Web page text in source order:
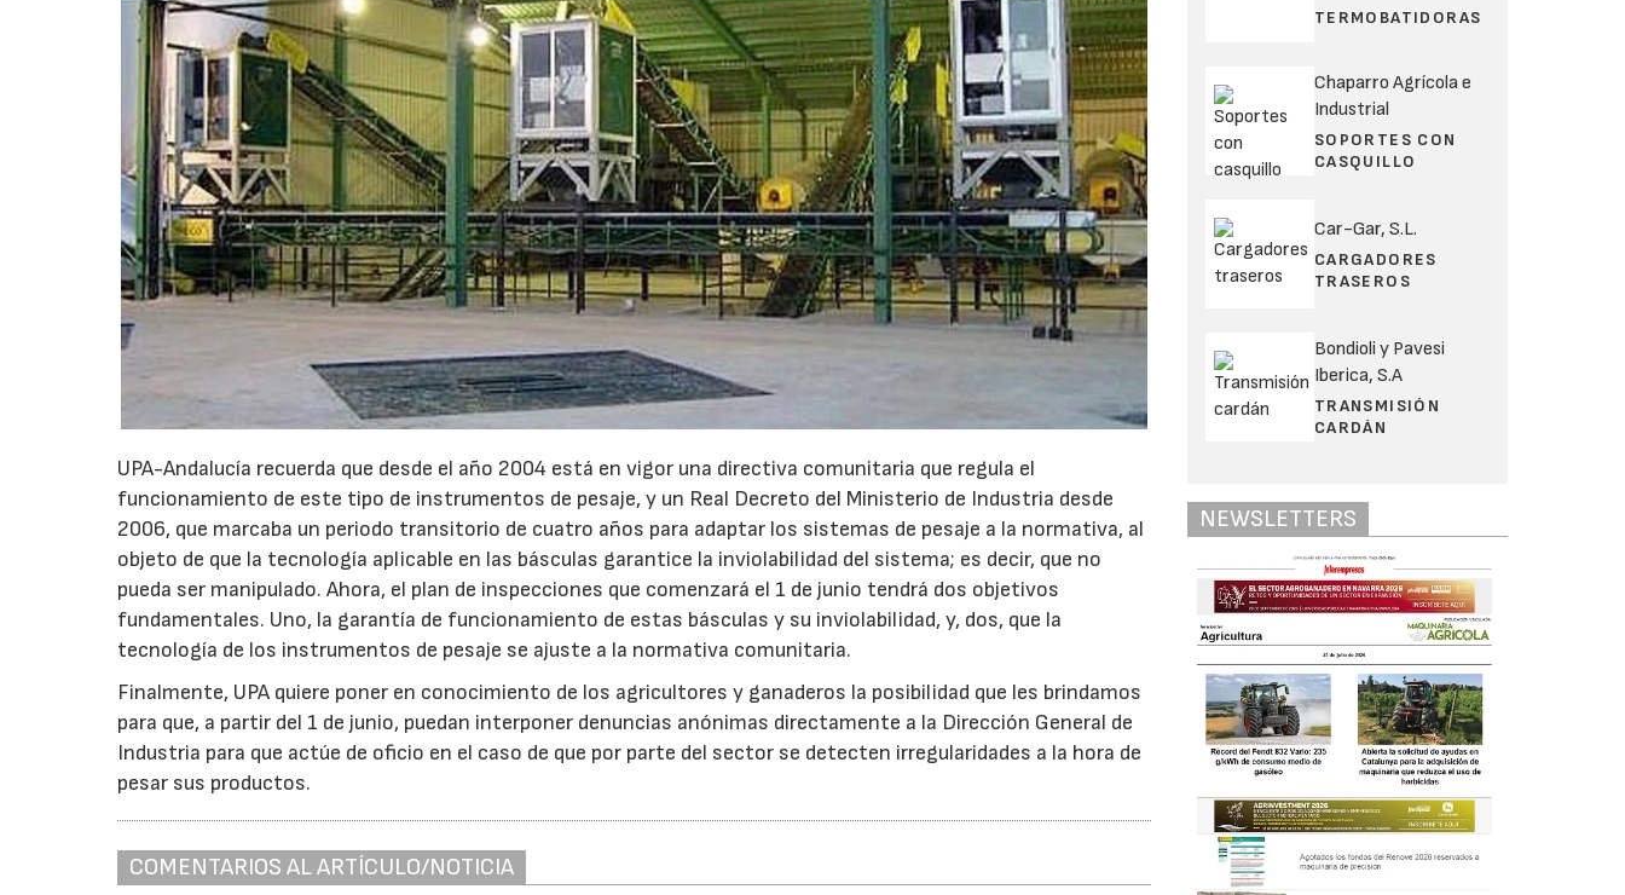
UPA-Andalucía recuerda que desde el año 2004 está en vigor una directiva comunitaria que regula el
funcionamiento de este tipo de instrumentos de pesaje, y un Real Decreto del Ministerio de Industria desde
2006, que marcaba un periodo transitorio de cuatro años para adaptar los sistemas de pesaje a la normativa, al
objeto de que la tecnología aplicable en las básculas garantice la inviolabilidad del sistema; es decir, que no
pueda ser manipulado. Ahora, el plan de inspecciones que comenzará el 1 de junio tendrá dos objetivos
fundamentales. Uno, la garantía de funcionamiento de estas básculas y su inviolabilidad, y, dos, que la
tecnología de los instrumentos de pesaje se ajuste a la normativa comunitaria.
Finalmente, UPA quiere poner en conocimiento de los agricultores y ganaderos la posibilidad que les brindamos
para que, a partir del 1 de junio, puedan interponer denuncias anónimas directamente a la Dirección General de
Industria para que actúe de oficio en el caso de que por parte del sector se detecten irregularidades a la hora de
pesar sus productos.
COMENTARIOS AL ARTÍCULO/NOTICIA
TERMOBATIDORAS
Chaparro Agrícola e
Industrial
SOPORTES CON
CASQUILLO
Car-Gar, S.L.
CARGADORES
TRASEROS
Bondioli y Pavesi
Iberica, S.A
TRANSMISIÓN
CARDÁN
NEWSLETTERS